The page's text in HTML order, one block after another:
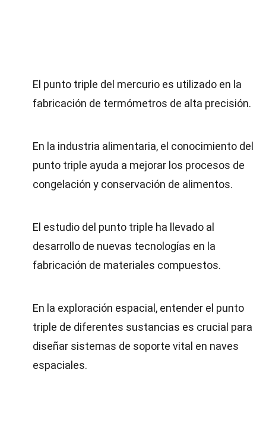
El punto triple del mercurio es utilizado en la
fabricación de termómetros de alta precisión.
En la industria alimentaria, el conocimiento del
punto triple ayuda a mejorar los procesos de
congelación y conservación de alimentos.
El estudio del punto triple ha llevado al
desarrollo de nuevas tecnologías en la
fabricación de materiales compuestos.
En la exploración espacial, entender el punto
triple de diferentes sustancias es crucial para
diseñar sistemas de soporte vital en naves
espaciales.